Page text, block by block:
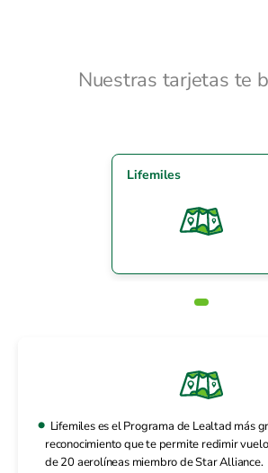
Nuestras tarjetas te
Lifemiles
Lifemiles es el Programa de Lealtad más
reconocimiento que te permite redimir
de 20 aerolíneas miembro de Star Alliance.